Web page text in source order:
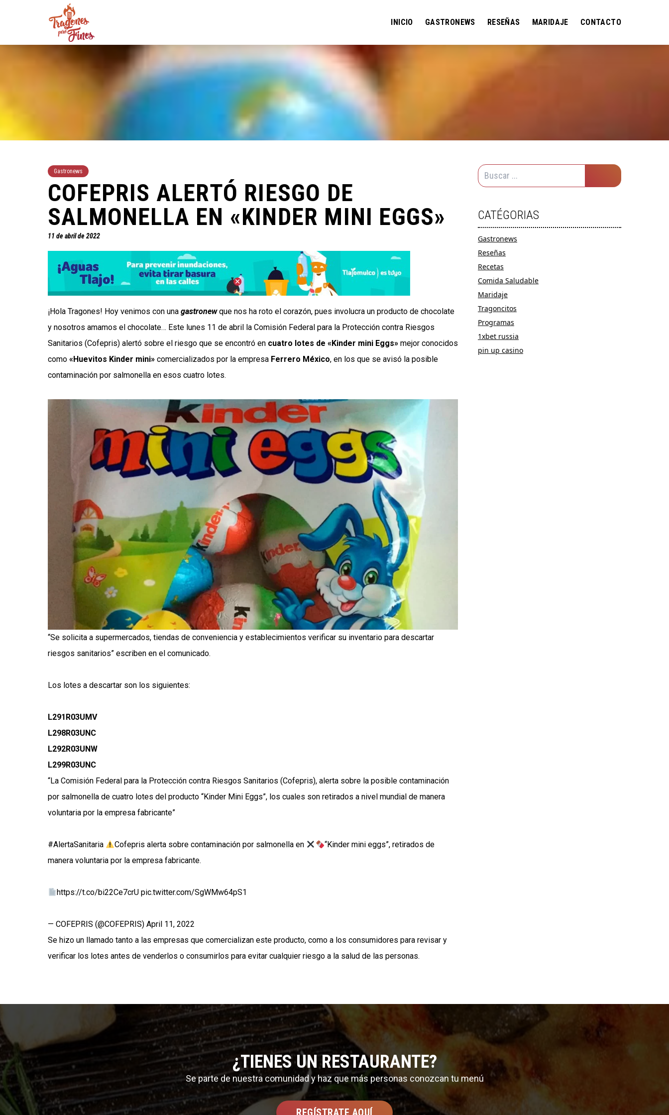
INICIO GASTRONEWS RESEÑAS MARIDAJE CONTACTO
Gastronews
COFEPRIS ALERTÓ RIESGO DE
SALMONELLA EN «KINDER MINI EGGS»
11 de abril de 2022
¡Hola Tragones! Hoy venimos con una gastronewque nos ha roto el corazón, pues involucra un producto de chocolate
y nosotros amamos el chocolate… Este lunes 11 de abril la Comisión Federal para la Protección contra Riesgos
Sanitarios (Cofepris) alertó sobre el riesgo que se encontró en cuatro lotes de «Kinder mini Eggs» mejor conocidos
como «Huevitos Kinder mini» comercializados por la empresa Ferrero México, en los que se avisó la posible
contaminación por salmonella en esos cuatro lotes.
“Se solicita a supermercados, tiendas de conveniencia y establecimientos verificar su inventario para descartar
riesgos sanitarios” escriben en el comunicado.
Los lotes a descartar son los siguientes:
L291R03UMV
L298R03UNC
L292R03UNW
L299R03UNC
“La Comisión Federal para la Protección contra Riesgos Sanitarios (Cofepris), alerta sobre la posible contaminación
por salmonella de cuatro lotes del producto “Kinder Mini Eggs”, los cuales son retirados a nivel mundial de manera
voluntaria por la empresa fabricante”
#AlertaSanitaria Cofepris alerta sobre contaminación por salmonella en
“Kinder mini eggs”, retirados de
manera voluntaria por la empresa fabricante.
https://t.co/bi22Ce7crU pic.twitter.com/SgWMw64pS1
— COFEPRIS (@COFEPRIS) April 11, 2022
Se hizo un llamado tanto a las empresas que comercializan este producto, como a los consumidores para revisar y
verificar los lotes antes de venderlos o consumirlos para evitar cualquier riesgo a la salud de las personas.
CATÉGORIAS
Gastronews
Reseñas
Recetas
Comida Saludable
Maridaje
Tragoncitos
Programas
1xbet russia
pin up casino
¿TIENES UN RESTAURANTE?
Se parte de nuestra comunidad y haz que más personas conozcan tu menú
REGÍSTRATE AQUÍ